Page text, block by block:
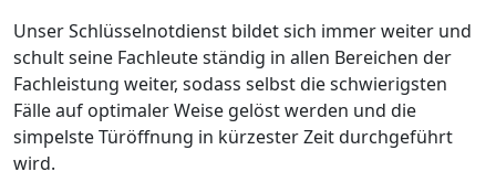
Unser Schlüsselnotdienst bildet sich immer weiter und
schult seine Fachleute ständig in allen Bereichen der
Fachleistung weiter, sodass selbst die schwierigsten
Fälle auf optimaler Weise gelöst werden und die
simpelste Türöffnung in kürzester Zeit durchgeführt
wird.